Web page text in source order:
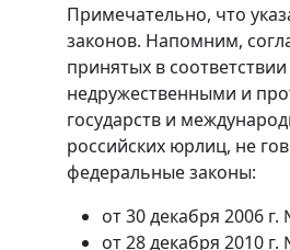
Примечательно, что
законов. Напомним,
принятых в
недружественными и
государств и
российских юрлиц, не
федеральные законы:
от 30 декабря 2006
от 28 декабря 2010